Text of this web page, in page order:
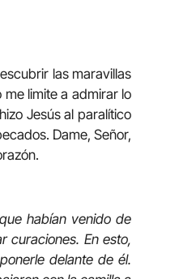
las maravillas
limite a admirar lo
Jesús al paralítico
Dame, Señor,
habían venido de
curaciones. En esto,
delante de él.